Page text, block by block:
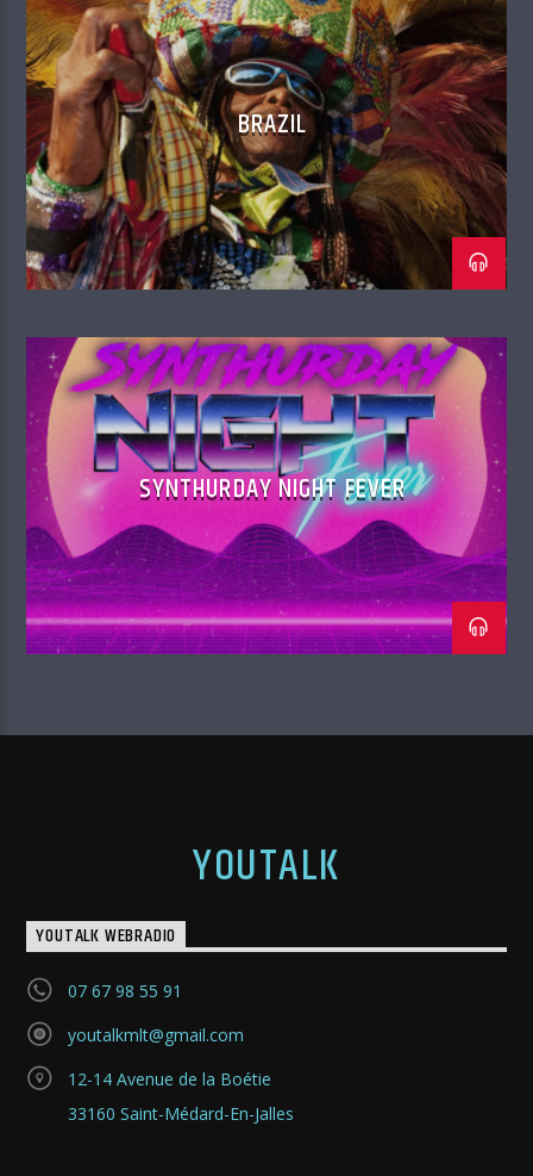
BRAZIL
SYNTHURDAY NIGHT FEVER
YOUTALK
YOUTALK WEBRADIO
07 67 98 55 91
youtalkmlt@gmail.com
12-14 Avenue de la Boétie
33160 Saint-Médard-En-Jalles